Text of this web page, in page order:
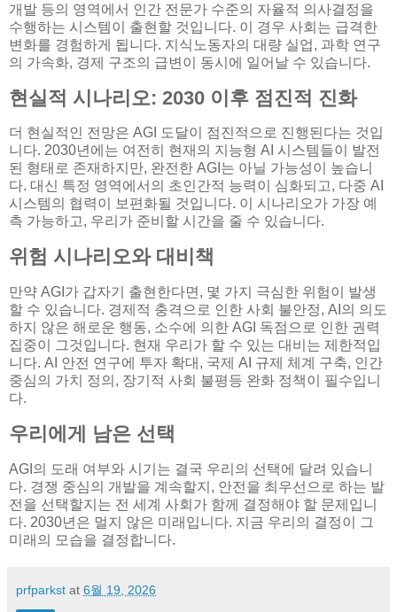
개발 등의 영역에서 인간 전문가 수준의 자율적 의사결정을
수행하는 시스템이 출현할 것입니다. 이 경우 사회는 급격한
변화를 경험하게 됩니다. 지식노동자의 대량 실업, 과학 연구
의 가속화, 경제 구조의 급변이 동시에 일어날 수 있습니다.
현실적 시나리오: 2030 이후 점진적 진화
더 현실적인 전망은 AGI 도달이 점진적으로 진행된다는 것입
니다. 2030년에는 여전히 현재의 지능형 AI 시스템들이 발전
된 형태로 존재하지만, 완전한 AGI는 아닐 가능성이 높습니
다. 대신 특정 영역에서의 초인간적 능력이 심화되고, 다중 AI
시스템의 협력이 보편화될 것입니다. 이 시나리오가 가장 예
측 가능하고, 우리가 준비할 시간을 줄 수 있습니다.
위험 시나리오와 대비책
만약 AGI가 갑자기 출현한다면, 몇 가지 극심한 위험이 발생
할 수 있습니다. 경제적 충격으로 인한 사회 불안정, AI의 의도
하지 않은 해로운 행동, 소수에 의한 AGI 독점으로 인한 권력
집중이 그것입니다. 현재 우리가 할 수 있는 대비는 제한적입
니다. AI 안전 연구에 투자 확대, 국제 AI 규제 체계 구축, 인간
중심의 가치 정의, 장기적 사회 불평등 완화 정책이 필수입니
다.
우리에게 남은 선택
AGI의 도래 여부와 시기는 결국 우리의 선택에 달려 있습니
다. 경쟁 중심의 개발을 계속할지, 안전을 최우선으로 하는 발
전을 선택할지는 전 세계 사회가 함께 결정해야 할 문제입니
다. 2030년은 멀지 않은 미래입니다. 지금 우리의 결정이 그
미래의 모습을 결정합니다.
prfparkst at 6월 19, 2026